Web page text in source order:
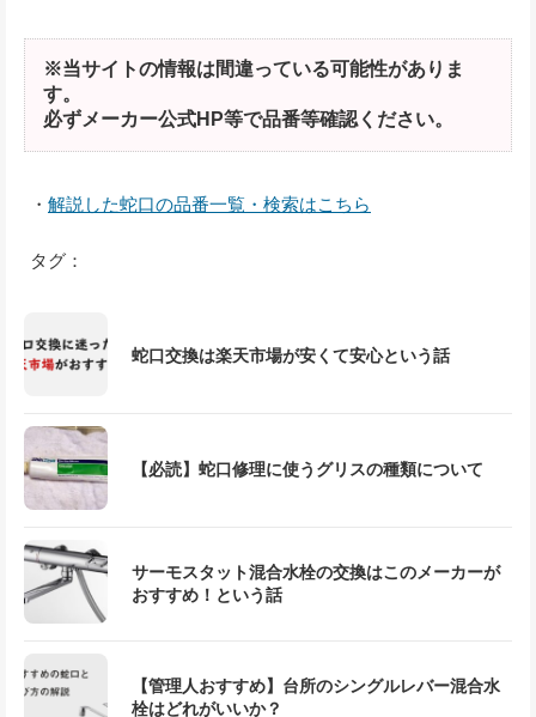
※当サイトの情報は間違っている可能性がありま
す。
必ずメーカー公式HP等で品番等確認ください。
・ 解説した蛇口の品番一覧・検索はこちら
タグ：
蛇口交換は楽天市場が安くて安心という話
【必読】蛇口修理に使うグリスの種類について
サーモスタット混合水栓の交換はこのメーカーが
おすすめ！という話
【管理人おすすめ】台所のシングルレバー混合水
栓はどれがいいか？